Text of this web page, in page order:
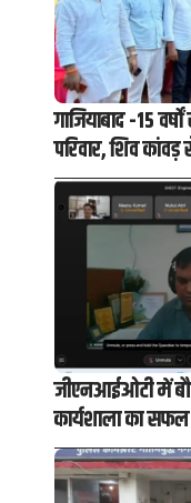
गाजियाबाद -15
परिवार, शिव
जीएनआईओटी में
कार्यशाला का